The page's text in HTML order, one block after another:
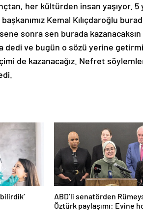
her kültürden insan yaşıyor. 5
Kemal Kılıçdaroğlu
sonra sen burada kazanacaksın
dedi ve bugün o sözü yerine
de kazanacağız. Nefret
ABD’li senatörden
Öztürk paylaşımı: Evine